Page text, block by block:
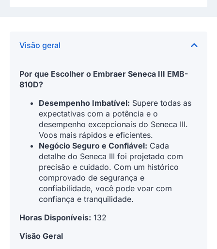
Visão geral
Por que Escolher o Embraer Seneca III EMB-
810D?
Desempenho Imbatível: Supere todas as
expectativas com a potência e o
desempenho excepcionais do Seneca III.
Voos mais rápidos e eficientes.
Negócio Seguro e Confiável: Cada
detalhe do Seneca III foi projetado com
precisão e cuidado. Com um histórico
comprovado de segurança e
confiabilidade, você pode voar com
confiança e tranquilidade.
Horas Disponíveis: 132
Visão Geral